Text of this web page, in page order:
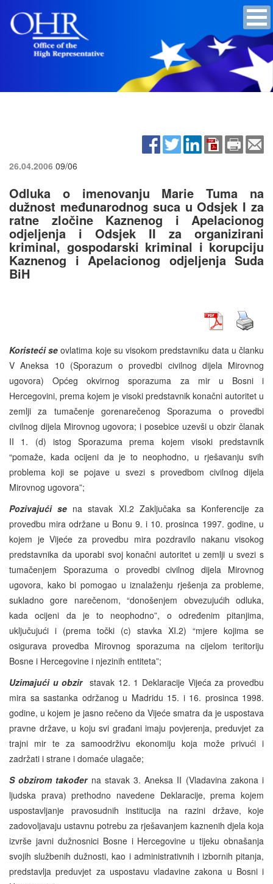
26.04.2006 09/06
Odluka o imenovanju Marie Tuma na
dužnost međunarodnog suca u Odsjek I za
ratne zločine Kaznenog i Apelacionog
odjeljenja i Odsjek II za organizirani
kriminal, gospodarski kriminal i korupciju
Kaznenog i Apelacionog odjeljenja Suda
BiH
Koristeći se ovlatima koje su visokom predstavniku data u članku
V Aneksa 10 (Sporazum o provedbi civilnog dijela Mirovnog
ugovora) Općeg okvirnog sporazuma za mir u Bosni i
Hercegovini, prema kojem je visoki predstavnik konačni autoritet u
zemlji za tumačenje gorenarečenog Sporazuma o provedbi
civilnog dijela Mirovnog ugovora; i posebice uzevši u obzir članak
II 1. (d) istog Sporazuma prema kojem visoki predstavnik
“pomaže, kada ocijeni da je to neophodno, u rješavanju svih
problema koji se pojave u svezi s provedbom civilnog dijela
Mirovnog ugovora”;
Pozivajući se na stavak XI.2 Zaključaka sa Konferencije za
provedbu mira održane u Bonu 9. i 10. prosinca 1997. godine, u
kojem je Vijeće za provedbu mira pozdravilo nakanu visokog
predstavnika da uporabi svoj konačni autoritet u zemlji u svezi s
tumačenjem Sporazuma o provedbi civilnog dijela Mirovnog
ugovora, kako bi pomogao u iznalaženju rješenja za probleme,
sukladno gore narečenom, “donošenjem obvezujućih odluka,
kada ocijeni da je to neophodno”, o određenim pitanjima,
uključujući i (prema točki (c) stavka XI.2) “mjere kojima se
osigurava provedba Mirovnog sporazuma na cijelom teritoriju
Bosne i Hercegovine i njezinih entiteta”;
Uzimajući u obzir stavak 12. 1 Deklaracije Vijeća za provedbu
mira sa sastanka održanog u Madridu 15. i 16. prosinca 1998.
godine, u kojem je jasno rečeno da Vijeće smatra da je uspostava
pravne države, u koju svi građani imaju povjerenja, preduvjet za
trajni mir te za samoodrživu ekonomiju koja može privući i
zadržati i strane i domaće ulagače;
S obzirom također na stavak 3. Aneksa II (Vladavina zakona i
ljudska prava) prethodno navedene Deklaracije, prema kojem
uspostavljanje pravosudnih institucija na razini države, koje
zadovoljavaju ustavnu potrebu za rješavanjem kaznenih djela koja
izvrše javni dužnosnici Bosne i Hercegovine u tijeku obnašanja
svojih službenih dužnosti, kao i administrativnih i izbornih pitanja,
predstavlja preduvjet za uspostavu vladavine zakona u Bosni i